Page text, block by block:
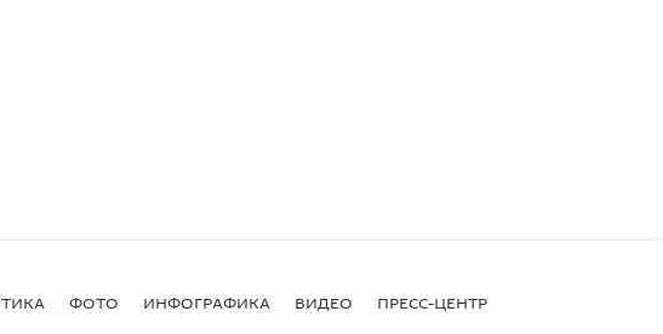
ФОТО ИНФОГРАФИКА ВИДЕО ПРЕСС-ЦЕНТР